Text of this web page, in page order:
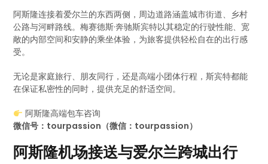
阿斯隆连接着爱尔兰的东西两侧，周边道路涵盖城市街道、乡村
公路与河畔路线。梅赛德斯·奔驰斯宾特以其稳定的行驶性能、宽
敞的内部空间和安静的乘坐体验，为旅客提供轻松自在的出行感
受。
无论是家庭旅行、朋友同行，还是高端小团体行程，斯宾特都能
在保证私密性的同时，提供充足的舒适空间。
阿斯隆高端包车咨询
微信号：tourpassion（微信：tourpassion）
阿斯隆机场接送与爱尔兰跨城出行